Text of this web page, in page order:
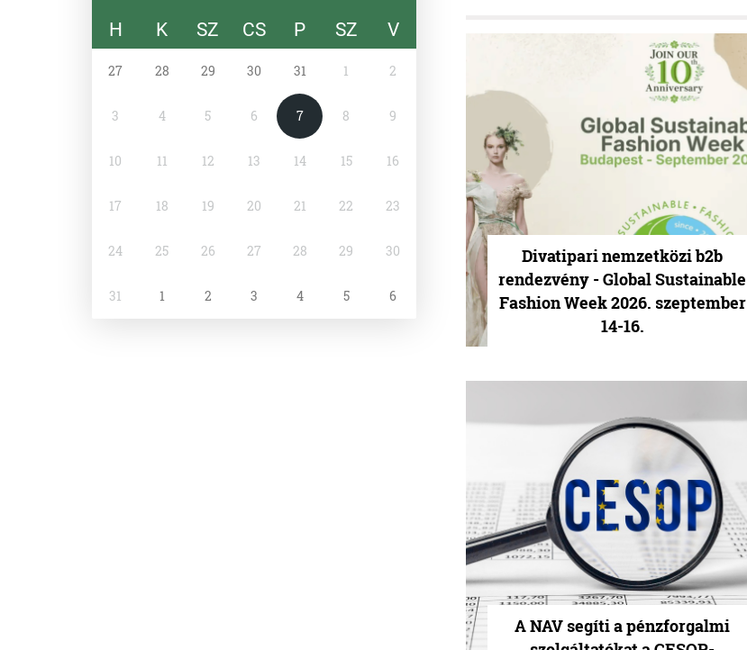
H K SZ CS P SZ V
27 28 29 30 31 1 2
3 4 5 6 7 8 9
10 11 12 13 14 15 16
17 18 19 20 21 22 23
24 25 26 27 28 29 30
31 1 2 3 4 5 6
Divatipari nemzetközi b2b
rendezvény - Global Sustainable
Fashion Week 2026. szeptember
14-16.
A NAV segíti a pénzforgalmi